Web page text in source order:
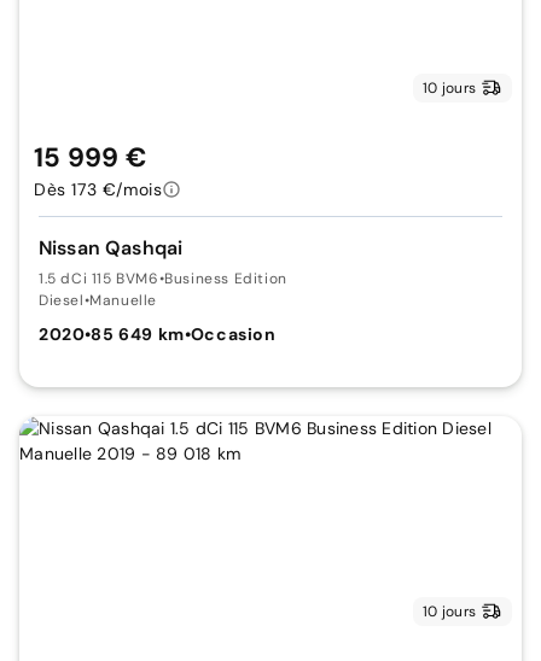
10 jours
Nissan Qashqai
1.5 dCi 115 BVM6•Business Edition
Diesel•Manuelle
2020•85 649 km•Occasion
15 999 €
Dès 173 €/mois
10 jours